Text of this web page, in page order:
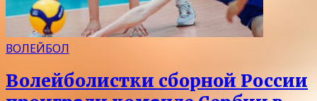
ВОЛЕЙБОЛ
Волейболистки сборной России